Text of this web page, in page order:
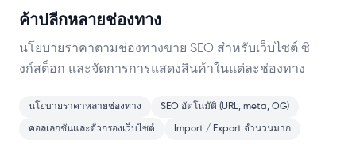
ค้าปลีกหลายช่องทาง
นโยบายราคาตามช่องทางขาย SEO สำหรับเว็บไซต์ ซิ
งก์สต็อก และจัดการการแสดงสินค้าในแต่ละช่องทาง
นโยบายราคาหลายช่องทาง SEO อัตโนมัติ (URL, meta, OG)
คอลเลกชันและตัวกรองเว็บไซต์ Import / Export จำนวนมาก